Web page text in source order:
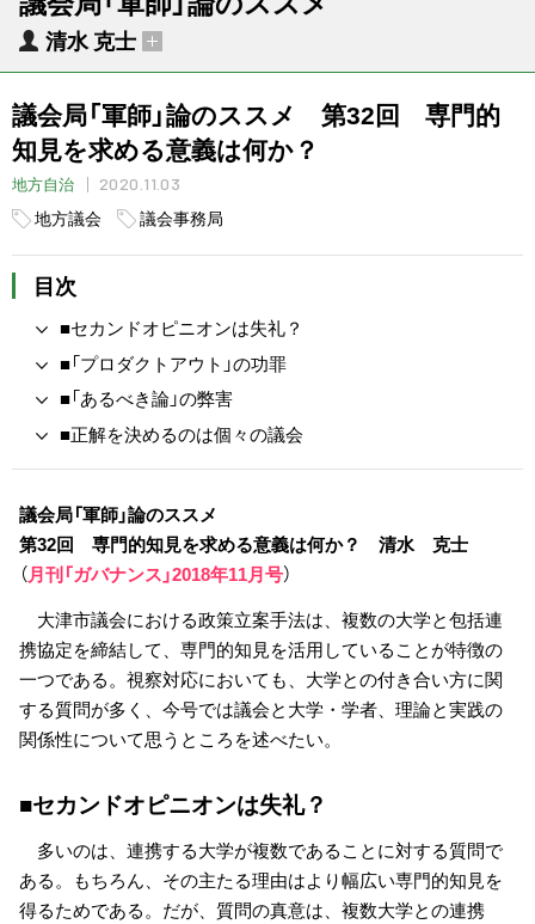
清水 克士
議会局「軍師」論のススメ 第32回 専門的
知見を求める意義は何か？
地方自治
2020.11.03
地方議会
議会事務局
目次
■セカンドオピニオンは失礼？
■「プロダクトアウト」の功罪
■「あるべき論」の弊害
■正解を決めるのは個々の議会
議会局「軍師」論のススメ
第32回 専門的知見を求める意義は何か？ 清水 克士
（月刊「ガバナンス」2018年11月号）
大津市議会における政策立案手法は、複数の大学と包括連
携協定を締結して、専門的知見を活用していることが特徴の
一つである。視察対応においても、大学との付き合い方に関
する質問が多く、今号では議会と大学・学者、理論と実践の
関係性について思うところを述べたい。
■セカンドオピニオンは失礼？
多いのは、連携する大学が複数であることに対する質問で
ある。もちろん、その主たる理由はより幅広い専門的知見を
得るためである。だが、質問の真意は、複数大学との連携